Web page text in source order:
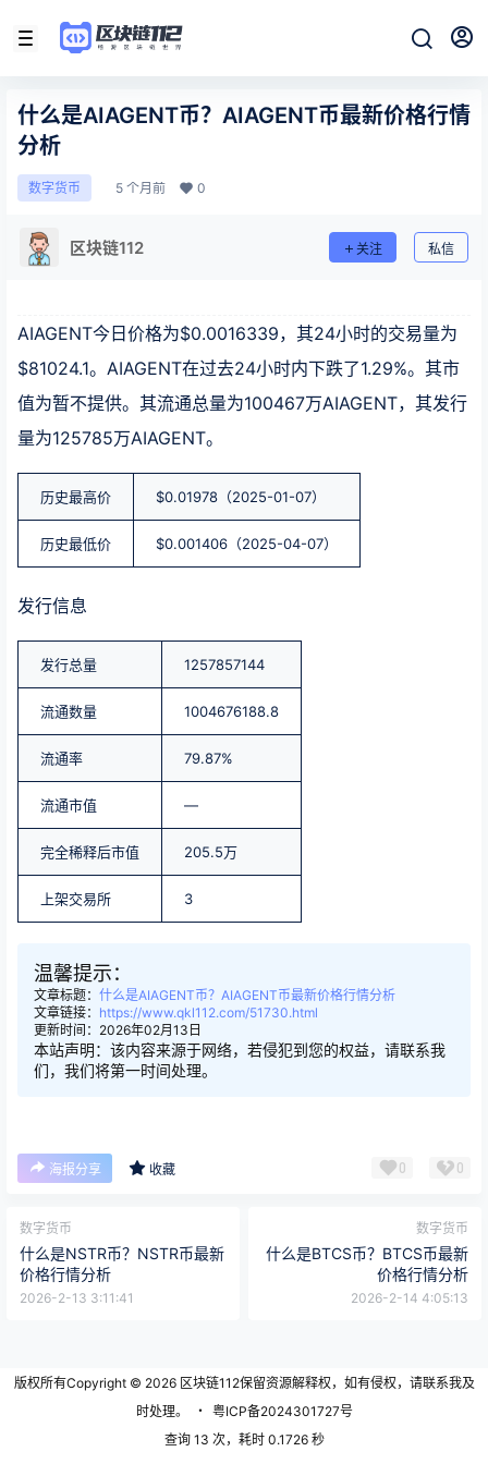
什么是AIAGENT币？AIAGENT币最新价格行情
分析
数字货币 5 个月前 0
区块链112 关注 私信
AIAGENT今日价格为$0.0016339，其24小时的交易量为
$81024.1。AIAGENT在过去24小时内下跌了1.29%。其市
值为暂不提供。其流通总量为100467万AIAGENT，其发行
量为125785万AIAGENT。
历史最高价 $0.01978（2025-01-07）
历史最低价 $0.001406（2025-04-07）
发行信息
发行总量 1257857144
流通数量 1004676188.8
流通率 79.87%
流通市值 —
完全稀释后市值 205.5万
上架交易所 3
温馨提示：
文章标题： 什么是AIAGENT币？AIAGENT币最新价格行情分析
文章链接： https://www.qkl112.com/51730.html
更新时间：2026年02月13日
本站声明：该内容来源于网络，若侵犯到您的权益，请联系我
们，我们将第一时间处理。
海报分享 收藏 0 0
数字货币
什么是NSTR币？NSTR币最新
价格行情分析
2026-2-13 3:11:41
数字货币
什么是BTCS币？BTCS币最新
价格行情分析
2026-2-14 4:05:13
版权所有Copyright © 2026区块链112保留资源解释权，如有侵权，请联系我及
时处理。
・ 粤ICP备2024301727号
查询 13 次，耗时 0.1726 秒